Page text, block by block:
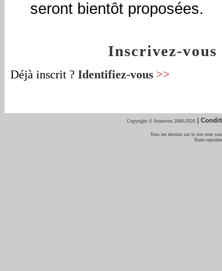
seront bientôt proposées.
Inscrivez-vous
Déjà inscrit ? Identifiez-vous >>
Copyright © Iconovox 2006-2026 |
Tous les dessins sur le site sont
Toute